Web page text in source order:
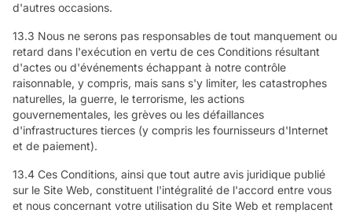
d'autres occasions.
13.3 Nous ne serons pas responsables de tout manquement ou
retard dans l'exécution en vertu de ces Conditions résultant
d'actes ou d'événements échappant à notre contrôle
raisonnable, y compris, mais sans s'y limiter, les catastrophes
naturelles, la guerre, le terrorisme, les actions
gouvernementales, les grèves ou les défaillances
d'infrastructures tierces (y compris les fournisseurs d'Internet
et de paiement).
13.4 Ces Conditions, ainsi que tout autre avis juridique publié
sur le Site Web, constituent l'intégralité de l'accord entre vous
et nous concernant votre utilisation du Site Web et remplacent